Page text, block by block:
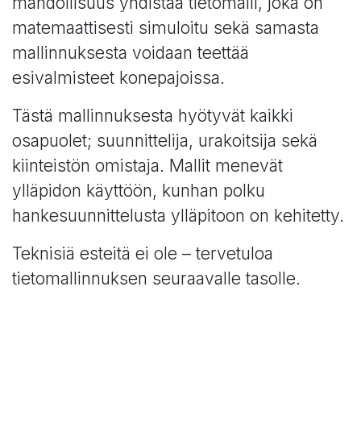
matemaattisesti simuloitu sekä samasta
mallinnuksesta voidaan teettää
esivalmisteet konepajoissa.
Tästä mallinnuksesta hyötyvät kaikki
osapuolet; suunnittelija, urakoitsija sekä
kiinteistön omistaja. Mallit menevät
ylläpidon käyttöön, kunhan polku
hankesuunnittelusta ylläpitoon on kehitetty.
Teknisiä esteitä ei ole – tervetuloa
tietomallinnuksen seuraavalle tasolle.